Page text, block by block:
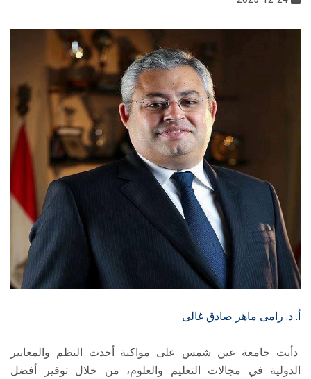
أ. د. رامى ماهر صادق غالى
دأبت جامعة عين شمس على مواكبة أحدث النظم والمعايير
الدولية في مجالات التعليم والعلوم، من خلال توفير أفضل